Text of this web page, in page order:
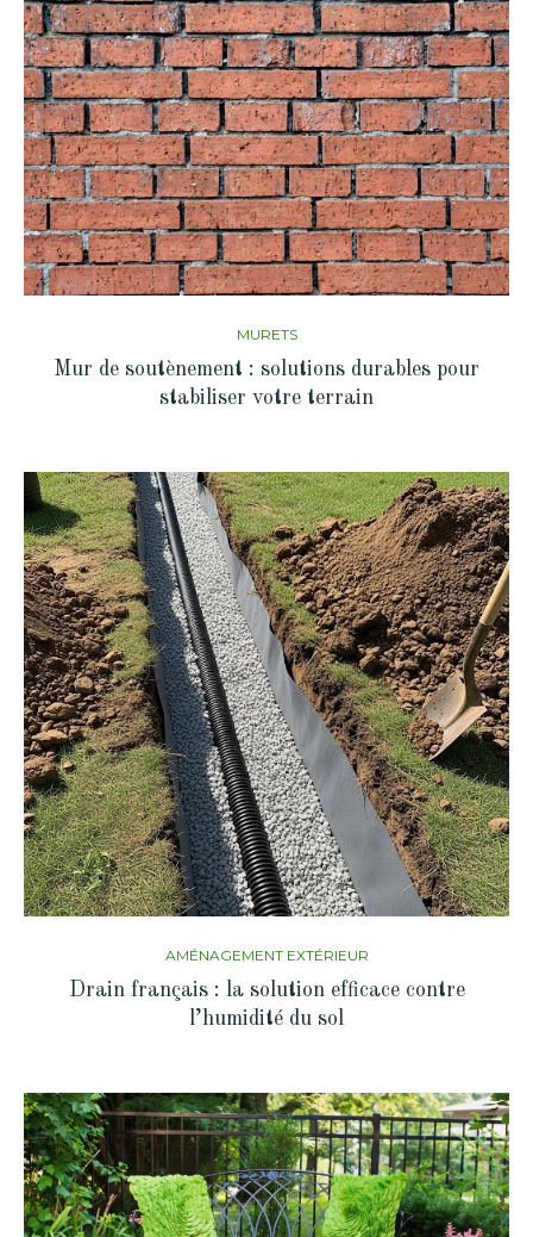
MURETS
Mur de soutènement : solutions durables pour
stabiliser votre terrain
AMÉNAGEMENT EXTÉRIEUR
Drain français : la solution efficace contre
l’humidité du sol